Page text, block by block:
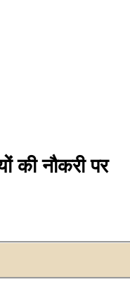
की नौकरी पर